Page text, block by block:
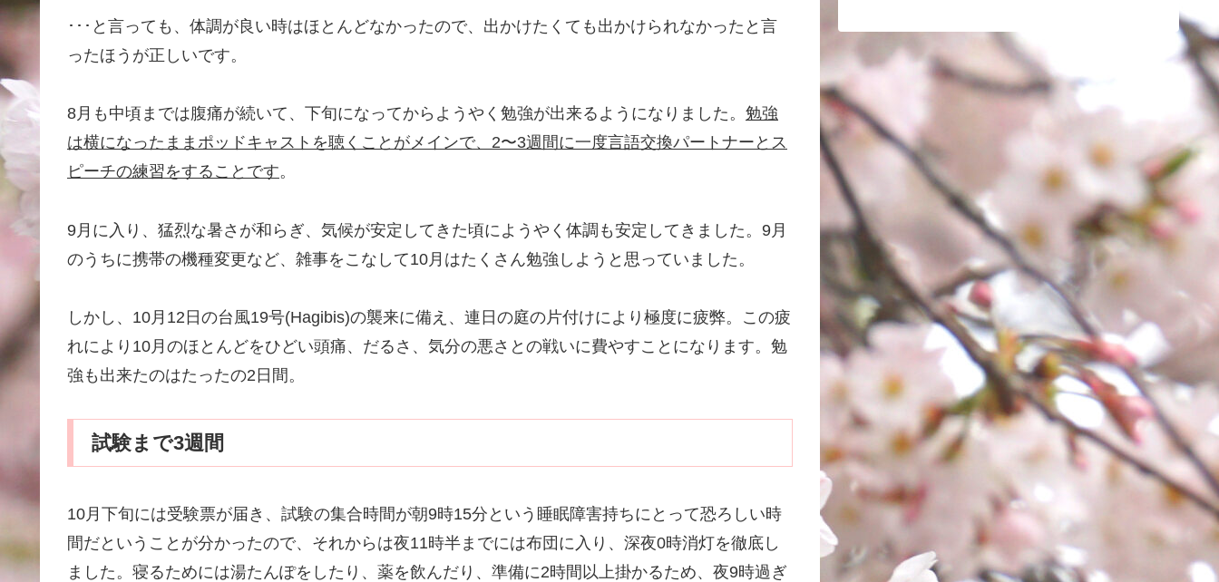
･･･と言っても、体調が良い時はほとんどなかったので、出かけたくても出かけられなかったと言
ったほうが正しいです。
8月も中頃までは腹痛が続いて、下旬になってからようやく勉強が出来るようになりました。 勉強
は横になったままポッドキャストを聴くことがメインで、2〜3週間に一度言語交換パートナーとス
ピーチの練習をすることです。
9月に入り、猛烈な暑さが和らぎ、気候が安定してきた頃にようやく体調も安定してきました。9月
のうちに携帯の機種変更など、雑事をこなして10月はたくさん勉強しようと思っていました。
しかし、10月12日の台風19号(Hagibis)の襲来に備え、連日の庭の片付けにより極度に疲弊。この疲
れにより10月のほとんどをひどい頭痛、だるさ、気分の悪さとの戦いに費やすことになります。勉
強も出来たのはたったの2日間。
試験まで3週間
10月下旬には受験票が届き、試験の集合時間が朝9時15分という睡眠障害持ちにとって恐ろしい時
間だということが分かったので、それからは夜11時半までには布団に入り、深夜0時消灯を徹底し
ました。寝るためには湯たんぽをしたり、薬を飲んだり、準備に2時間以上掛かるため、夜9時過ぎ